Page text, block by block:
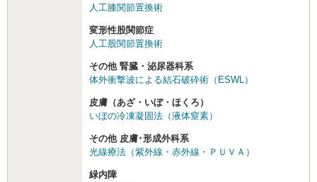
人工膝関節置換術
変形性股関節症
人工股関節置換術
その他 腎臓・泌尿器科系
体外衝撃波による結石破砕術（ESWL）
皮膚（あざ・いぼ・ほくろ）
いぼの冷凍凝固法（液体窒素）
その他 皮膚･形成外科系
光線療法（紫外線・赤外線・ＰＵＶＡ）
緑内障